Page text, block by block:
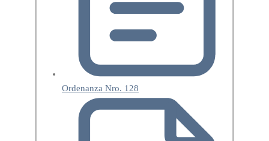
Ordenanza Nro. 128